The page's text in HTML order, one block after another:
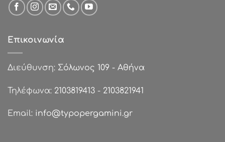
Επικοινωνία
Διεύθυνση: Σόλωνος 109 - Αθήνα
Τηλέφωνα: 2103819413 - 2103821941
Email: info@typopergamini.gr